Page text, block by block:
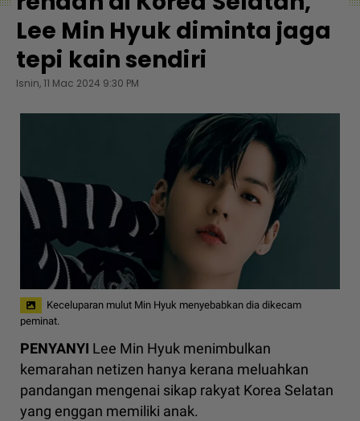
Lee Min Hyuk diminta jaga
tepi kain sendiri
Isnin, 11 Mac 2024 9:30 PM
Keceluparan mulut Min Hyuk menyebabkan dia dikecam
peminat.
PENYANYI Lee Min Hyuk menimbulkan
kemarahan netizen hanya kerana meluahkan
pandangan mengenai sikap rakyat Korea Selatan
yang enggan memiliki anak.